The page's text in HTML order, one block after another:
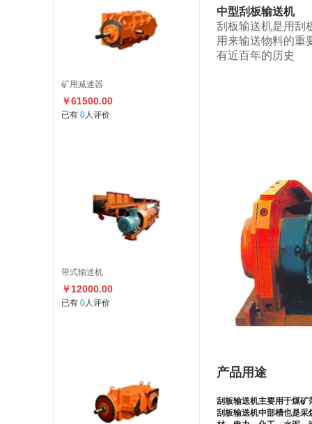
矿用减速器
￥61500.00
已有 0人评价
带式输送机
￥12000.00
已有 0人评价
中型刮板输送机
刮板输送机是用刮
用来输送物料的重
有近百年的历史
产品用途
刮板输送机主要用于煤
刮板输送机中部槽也是